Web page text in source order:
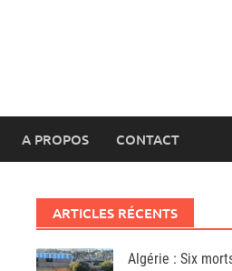
A PROPOS CONTACT
ARTICLES RÉCENTS
Algérie : Six